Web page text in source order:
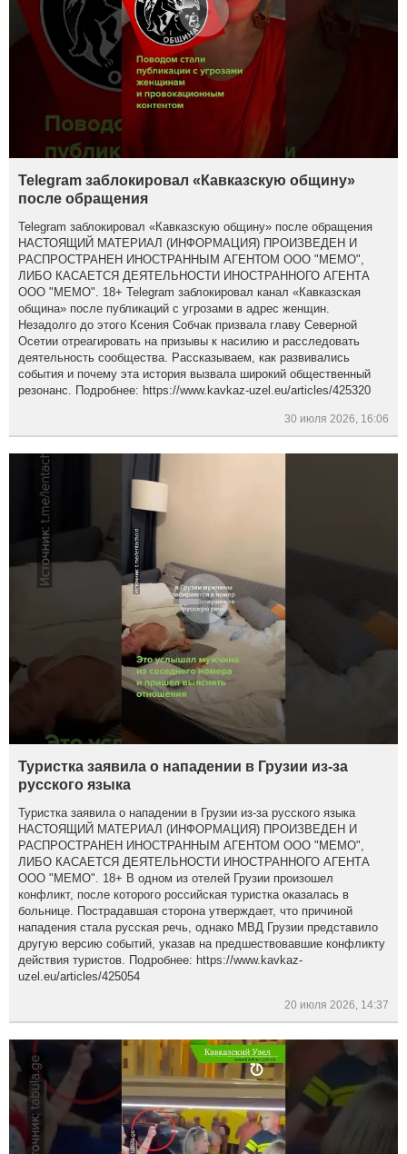
Telegram заблокировал «Кавказскую общину»
после обращения
Telegram заблокировал «Кавказскую общину» после обращения
НАСТОЯЩИЙ МАТЕРИАЛ (ИНФОРМАЦИЯ) ПРОИЗВЕДЕН И
РАСПРОСТРАНЕН ИНОСТРАННЫМ АГЕНТОМ ООО "МЕМО",
ЛИБО КАСАЕТСЯ ДЕЯТЕЛЬНОСТИ ИНОСТРАННОГО АГЕНТА
ООО "МЕМО". 18+ Telegram заблокировал канал «Кавказская
община» после публикаций с угрозами в адрес женщин.
Незадолго до этого Ксения Собчак призвала главу Северной
Осетии отреагировать на призывы к насилию и расследовать
деятельность сообщества. Рассказываем, как развивались
события и почему эта история вызвала широкий общественный
резонанс. Подробнее: https://www.kavkaz-uzel.eu/articles/425320
30 июля 2026, 16:06
Туристка заявила о нападении в Грузии из-за
русского языка
Туристка заявила о нападении в Грузии из-за русского языка
НАСТОЯЩИЙ МАТЕРИАЛ (ИНФОРМАЦИЯ) ПРОИЗВЕДЕН И
РАСПРОСТРАНЕН ИНОСТРАННЫМ АГЕНТОМ ООО "МЕМО",
ЛИБО КАСАЕТСЯ ДЕЯТЕЛЬНОСТИ ИНОСТРАННОГО АГЕНТА
ООО "МЕМО". 18+ В одном из отелей Грузии произошел
конфликт, после которого российская туристка оказалась в
больнице. Пострадавшая сторона утверждает, что причиной
нападения стала русская речь, однако МВД Грузии представило
другую версию событий, указав на предшествовавшие конфликту
действия туристов. Подробнее: https://www.kavkaz-
uzel.eu/articles/425054
20 июля 2026, 14:37